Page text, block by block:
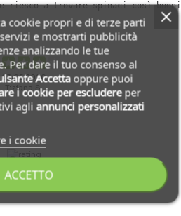
riesco a trovare spinaci così buoni
03/05/2020
Tiziana S.
Elena N.
cookie propri e di terze parti
e mostrarti pubblicità
analizzando le tue
Per dare il tuo consenso al
Accettaoppure puoi
i cookie per escludereper
agli annunci personalizzati
i cookie
ACCETTO